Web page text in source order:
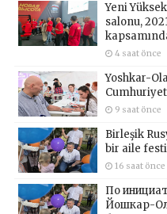
Yeni
salonu,
4 saat önce
Yoshkar-
9 saat önce
Birleşik
bir aile
16 saat önce
По
Йошкар-